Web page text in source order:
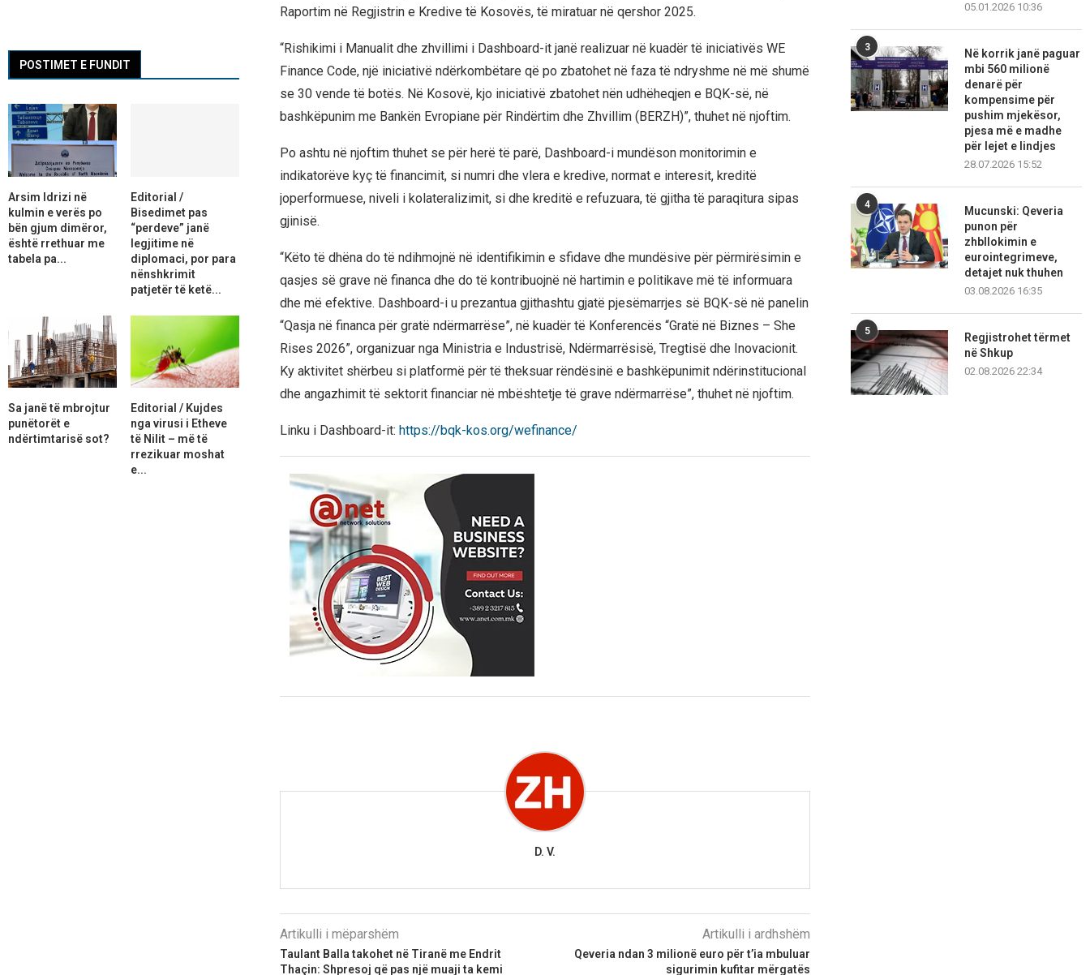
Raportim në Regjistrin e Kredive të Kosovës, të miratuar në qershor 2025.
“Rishikimi i Manualit dhe zhvillimi i Dashboard-it janë realizuar në kuadër të iniciativës WE
Finance Code, një iniciativë ndërkombëtare që po zbatohet në faza të ndryshme në më shumë
se 30 vende të botës. Në Kosovë, kjo iniciativë zbatohet nën udhëheqjen e BQK-së, në
bashkëpunim me Bankën Evropiane për Rindërtim dhe Zhvillim (BERZH)”, thuhet në njoftim.
Po ashtu në njoftim thuhet se për herë të parë, Dashboard-i mundëson monitorimin e
indikatorëve kyç të financimit, si numri dhe vlera e kredive, normat e interesit, kreditë
joperformuese, niveli i kolateralizimit, si dhe kreditë e refuzuara, të gjitha të paraqitura sipas
gjinisë.
“Këto të dhëna do të ndihmojnë në identifikimin e sfidave dhe mundësive për përmirësimin e
qasjes së grave në financa dhe do të kontribuojnë në hartimin e politikave më të informuara
dhe më efektive. Dashboard-i u prezantua gjithashtu gjatë pjesëmarrjes së BQK-së në panelin
“Qasja në financa për gratë ndërmarrëse”, në kuadër të Konferencës “Gratë në Biznes – She
Rises 2026”, organizuar nga Ministria e Industrisë, Ndërmarrësisë, Tregtisë dhe Inovacionit.
Ky aktivitet shërbeu si platformë për të theksuar rëndësinë e bashkëpunimit ndërinstitucional
dhe angazhimit të sektorit financiar në mbështetje të grave ndërmarrëse”, thuhet në njoftim.
Linku i Dashboard-it: https://bqk-kos.org/wefinance/
D. V.
Artikulli i mëparshëm
Taulant Balla takohet në Tiranë me Endrit
Thaçin: Shpresoj që pas një muaji ta kemi
Artikulli i ardhshëm
Qeveria ndan 3 milionë euro për t’ia mbuluar
sigurimin kufitar mërgatës
05.01.2026 10:36
3
Në korrik janë paguar
mbi 560 milionë
denarë për
kompensime për
pushim mjekësor,
pjesa më e madhe
për lejet e lindjes
28.07.2026 15:52
4
Mucunski: Qeveria
punon për
zhbllokimin e
eurointegrimeve,
detajet nuk thuhen
03.08.2026 16:35
5
Regjistrohet tërmet
në Shkup
02.08.2026 22:34
POSTIMET E FUNDIT
Arsim Idrizi në
kulmin e verës po
bën gjum dimëror,
është rrethuar me
tabela pa...
Editorial /
Bisedimet pas
“perdeve” janë
legjitime në
diplomaci, por para
nënshkrimit
patjetër të ketë...
Sa janë të mbrojtur
punëtorët e
ndërtimtarisë sot?
Editorial / Kujdes
nga virusi i Etheve
të Nilit – më të
rrezikuar moshat
e...